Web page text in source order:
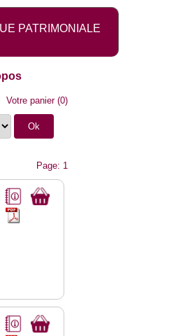
PATRIMONIALE
Votre panier(0)
Page: 1